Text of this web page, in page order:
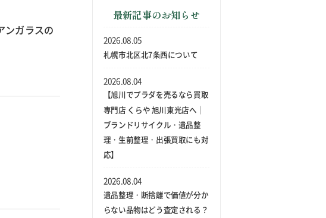
ンガラスの
最新記事のお知らせ
札幌市北区北7条西について
2026.08.05
【旭川でプラダを売るなら買取
専門店 くらや 旭川東光店へ｜
ブランドリサイクル・遺品整
理・生前整理・出張買取にも対
応】
2026.08.04
遺品整理・断捨離で価値が分か
らない品物はどう査定される？
2026.08.04